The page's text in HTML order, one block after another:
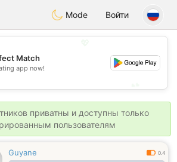
Handi Space
Mode Войти
💕
Match
app now!
приватны и доступны только
пользователям
Guyane 0.4